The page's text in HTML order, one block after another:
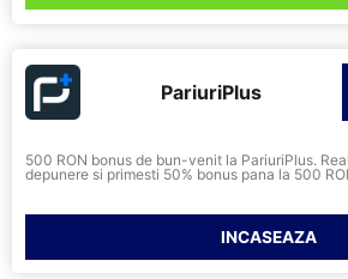
PariuriPlus
500 RON bonus de bun-venit la PariuriPlus.
depunere si primesti 50% bonus pana la 500
INCASEAZA